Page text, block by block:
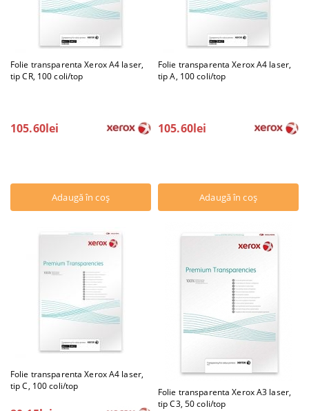
Folie transparenta Xerox A4 laser,
tip CR, 100 coli/top
105.60lei
Folie transparenta Xerox A4 laser,
tip A, 100 coli/top
105.60lei
Folie transparenta Xerox A4 laser,
tip C, 100 coli/top
Folie transparenta Xerox A3 laser,
tip C3, 50 coli/top